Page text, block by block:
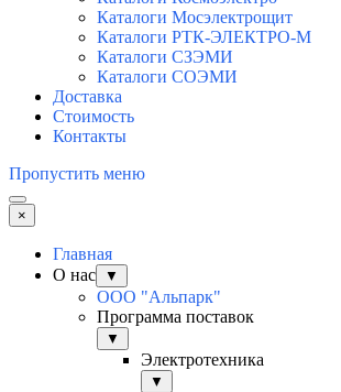
Каталоги Мосэлектрощит
Каталоги РТК-ЭЛЕКТРО-М
Каталоги СЗЭМИ
Каталоги СОЭМИ
Доставка
Стоимость
Контакты
Пропустить меню
×
Главная
О нас
▼
ООО "Альпарк"
Программа поставок
▼
Электротехника
▼